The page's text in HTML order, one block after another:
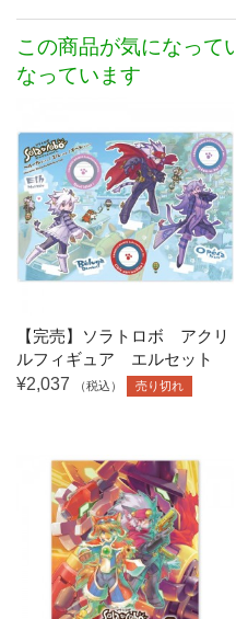
この商品が気になって
なっています
【完売】ソラトロボ アクリ
ルフィギュア エルセット
¥2,037
（税込） 売り切れ